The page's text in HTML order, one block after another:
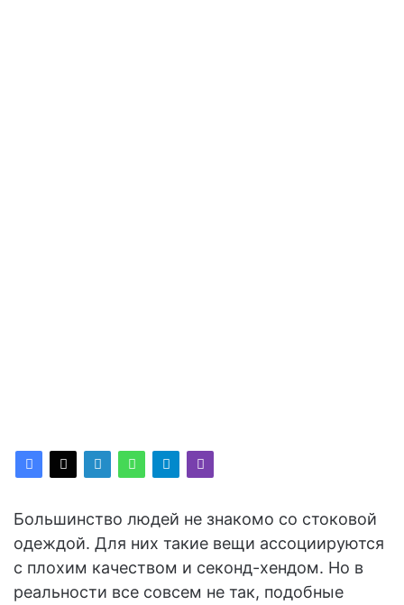
Большинство людей не знакомо со стоковой
одеждой. Для них такие вещи ассоциируются
с плохим качеством и секонд-хендом. Но в
реальности все совсем не так, подобные